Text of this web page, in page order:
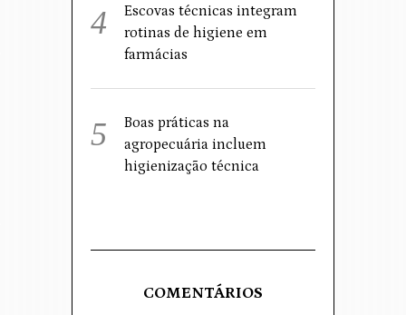
Escovas técnicas integram
rotinas de higiene em
farmácias
Boas práticas na
agropecuária incluem
higienização técnica
COMENTÁRIOS